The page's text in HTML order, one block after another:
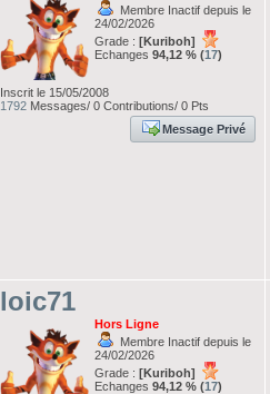
Membre Inactif depuis le
24/02/2026
Grade : [Kuriboh]
Echanges 94,12 % (17)
Inscrit le 15/05/2008
1792 Messages/ 0 Contributions/ 0 Pts
Message Privé
loic71
Hors Ligne
Membre Inactif depuis le
24/02/2026
Grade : [Kuriboh]
Echanges 94,12 % (17)